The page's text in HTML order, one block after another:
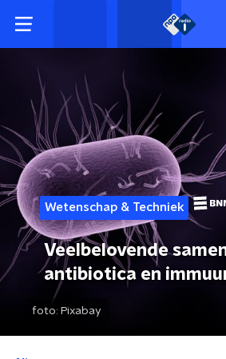
Wetenschap & Techniek
Veelbelovende
antibiotica en
foto: Pixabay